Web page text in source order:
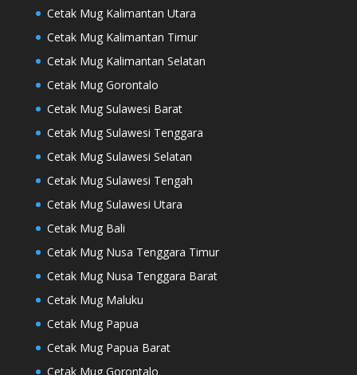
Cetak Mug Kalimantan Utara
Cetak Mug Kalimantan Timur
Cetak Mug Kalimantan Selatan
Cetak Mug Gorontalo
Cetak Mug Sulawesi Barat
Cetak Mug Sulawesi Tenggara
Cetak Mug Sulawesi Selatan
Cetak Mug Sulawesi Tengah
Cetak Mug Sulawesi Utara
Cetak Mug Bali
Cetak Mug Nusa Tenggara Timur
Cetak Mug Nusa Tenggara Barat
Cetak Mug Maluku
Cetak Mug Papua
Cetak Mug Papua Barat
Cetak Mug Gorontalo